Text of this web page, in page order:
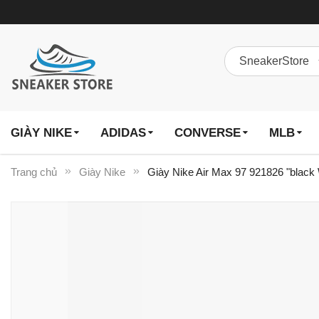
GIÀY NIKE ADIDAS CONVERSE MLB
Trang chủ Giày Nike Giày Nike Air Max 97 921826 "black